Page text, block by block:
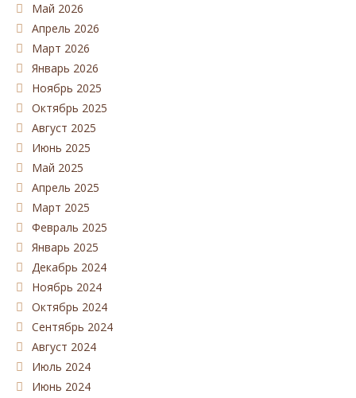
Май 2026
Апрель 2026
Март 2026
Январь 2026
Ноябрь 2025
Октябрь 2025
Август 2025
Июнь 2025
Май 2025
Апрель 2025
Март 2025
Февраль 2025
Январь 2025
Декабрь 2024
Ноябрь 2024
Октябрь 2024
Сентябрь 2024
Август 2024
Июль 2024
Июнь 2024